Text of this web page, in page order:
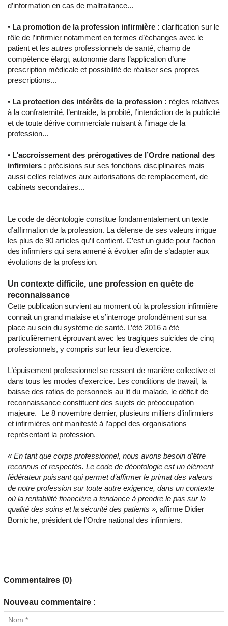
d’information en cas de maltraitance...
• La promotion de la profession infirmière : clarification sur le
rôle de l’infirmier notamment en termes d’échanges avec le
patient et les autres professionnels de santé, champ de
compétence élargi, autonomie dans l’application d’une
prescription médicale et possibilité de réaliser ses propres
prescriptions...
• La protection des intérêts de la profession : règles relatives
à la confraternité, l’entraide, la probité, l’interdiction de la publicité
et de toute dérive commerciale nuisant à l’image de la
profession...
• L’accroissement des prérogatives de l’Ordre national des
infirmiers : précisions sur ses fonctions disciplinaires mais
aussi celles relatives aux autorisations de remplacement, de
cabinets secondaires...
Le code de déontologie constitue fondamentalement un texte
d’affirmation de la profession. La défense de ses valeurs irrigue
les plus de 90 articles qu’il contient. C’est un guide pour l’action
des infirmiers qui sera amené à évoluer afin de s’adapter aux
évolutions de la profession.
Un contexte difficile, une profession en quête de
reconnaissance
Cette publication survient au moment où la profession infirmière
connait un grand malaise et s’interroge profondément sur sa
place au sein du système de santé. L’été 2016 a été
particulièrement éprouvant avec les tragiques suicides de cinq
professionnels, y compris sur leur lieu d’exercice.
L’épuisement professionnel se ressent de manière collective et
dans tous les modes d’exercice. Les conditions de travail, la
baisse des ratios de personnels au lit du malade, le déficit de
reconnaissance constituent des sujets de préoccupation
majeure. Le 8 novembre dernier, plusieurs milliers d’infirmiers
et infirmières ont manifesté à l’appel des organisations
représentant la profession.
«En tant que corps professionnel, nous avons besoin d’être
reconnus et respectés. Le code de déontologie est un élément
fédérateur puissant qui permet d’affirmer le primat des valeurs
de notre profession sur toute autre exigence, dans un contexte
où la rentabilité financière a tendance à prendre le pas sur la
qualité des soins et la sécurité des patients », affirme Didier
Borniche, président de l’Ordre national des infirmiers.
Commentaires (0)
Nouveau commentaire :